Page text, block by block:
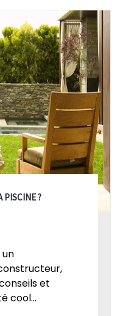
PISCINE ?
et
cool...